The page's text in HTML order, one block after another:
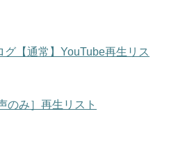
グ【通常】YouTube再生リス
のみ］再生リスト